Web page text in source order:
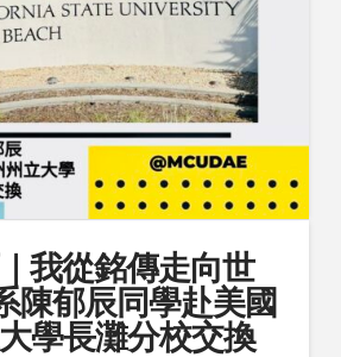
我從銘傳走向世
陳郁辰同學赴美國
學長灘分校交換